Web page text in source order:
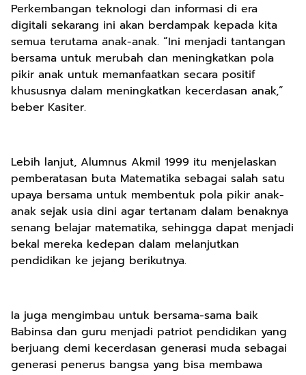
Perkembangan teknologi dan informasi di era
digitali sekarang ini akan berdampak kepada kita
semua terutama anak-anak. “Ini menjadi tantangan
bersama untuk merubah dan meningkatkan pola
pikir anak untuk memanfaatkan secara positif
khususnya dalam meningkatkan kecerdasan anak,”
beber Kasiter.
Lebih lanjut, Alumnus Akmil 1999 itu menjelaskan
pemberatasan buta Matematika sebagai salah satu
upaya bersama untuk membentuk pola pikir anak-
anak sejak usia dini agar tertanam dalam benaknya
senang belajar matematika, sehingga dapat menjadi
bekal mereka kedepan dalam melanjutkan
pendidikan ke jejang berikutnya.
Ia juga mengimbau untuk bersama-sama baik
Babinsa dan guru menjadi patriot pendidikan yang
berjuang demi kecerdasan generasi muda sebagai
generasi penerus bangsa yang bisa membawa